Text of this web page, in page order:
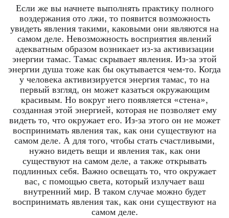
Если же вы начнете выполнять практику полного
воздержания ото лжи, то появится возможность
увидеть явления такими, каковыми они являются на
самом деле. Невозможность восприятия явлений
адекватным образом возникает из-за активизации
энергии тамас. Тамас скрывает явления. Из-за этой
энергии душа тоже как бы окутывается чем-то. Когда
у человека активизируется энергия тамас, то на
первый взгляд, он может казаться окружающим
красивым. Но вокруг него появляется «стена»,
созданная этой энергией, которая не позволяет ему
видеть то, что окружает его. Из-за этого он не может
воспринимать явления так, как они существуют на
самом деле. А для того, чтобы стать счастливыми,
нужно видеть вещи и явления так, как они
существуют на самом деле, а также открывать
подлинных себя. Важно освещать то, что окружает
вас, с помощью света, который излучает ваш
внутренний мир. В таком случае можно будет
воспринимать явления так, как они существуют на
самом деле.